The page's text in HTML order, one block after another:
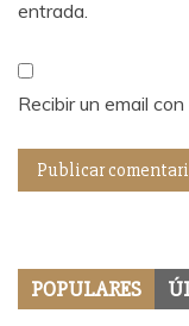
entrada.
Recibir un email
POPULARES